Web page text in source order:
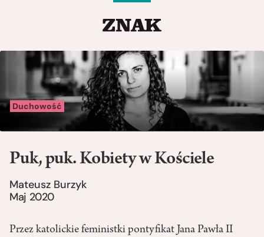
Duchowość
Puk, puk. Kobiety w Kościele
Mateusz Burzyk
Maj 2020
Przez katolickie feministki pontyfikat Jana Pawła II